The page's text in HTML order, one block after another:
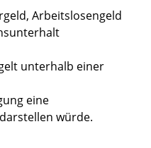
Arbeitslosengeld
unterhalb einer
eine
würde.